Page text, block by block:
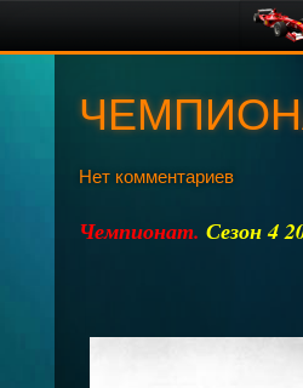
Нет комментариев
Чемпионат. Сезон 4